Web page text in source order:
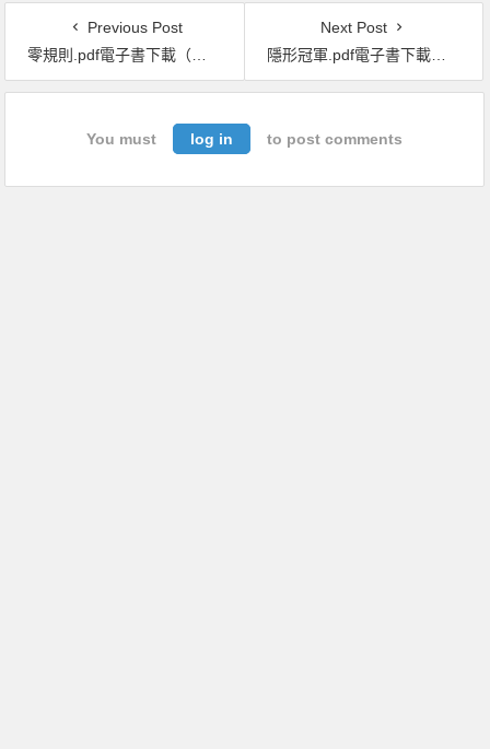
Previous Post
零規則.pdf電子書下載（裏德‧海斯汀(Reed Hastings), 艾琳‧梅爾(Erin Meyer)著）: 高人才密度x完全透明x最低管控，首度完整直擊Netflix圈粉全球的關鍵祕密
Next Post
隱形冠軍.pdf電子書下載（赫曼．西蒙 著）：21世紀最被低估的競爭優勢
You must log in to post comments